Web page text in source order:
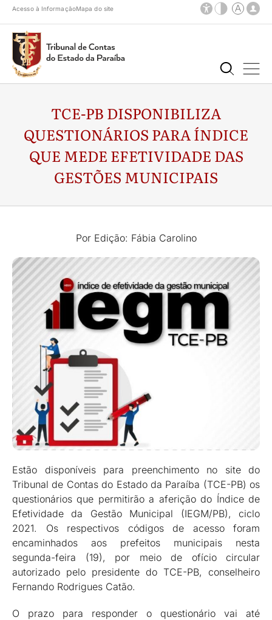
Acesso à InformaçãoMapa do site
TCE-PB DISPONIBILIZA
QUESTIONÁRIOS PARA ÍNDICE
QUE MEDE EFETIVIDADE DAS
GESTÕES MUNICIPAIS
Por Edição: Fábia Carolino
Estão disponíveis para preenchimento no site do
Tribunal de Contas do Estado da Paraíba (TCE-PB) os
questionários que permitirão a aferição do Índice de
Efetividade da Gestão Municipal (IEGM/PB), ciclo
2021. Os respectivos códigos de acesso foram
encaminhados aos prefeitos municipais nesta
segunda-feira (19), por meio de ofício circular
autorizado pelo presidente do TCE-PB, conselheiro
Fernando Rodrigues Catão.
O prazo para responder o questionário vai até